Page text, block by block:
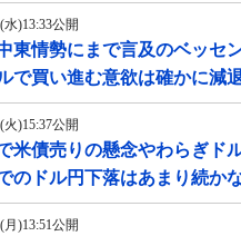
水)13:33公開
東情勢にまで言及のベッセ
で買い進む意欲は確かに減
火)15:37公開
米債売りの懸念やわらぎド
のドル円下落はあまり続か
月)13:51公開